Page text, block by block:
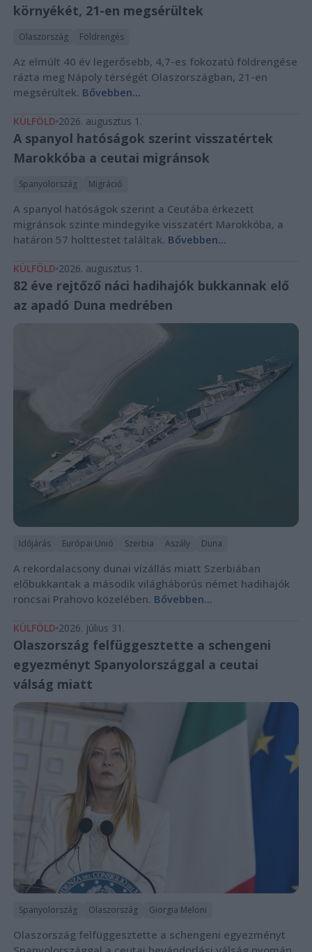
környékét, 21-en megsérültek
Olaszország Földrengés
Az elmúlt 40 év legerősebb, 4,7-es fokozatú földrengése
rázta meg Nápoly térségét Olaszországban, 21-en
megsérültek. Bővebben...
KÜLFÖLD 2026. augusztus 1.
A spanyol hatóságok szerint visszatértek
Marokkóba a ceutai migránsok
Spanyolország Migráció
A spanyol hatóságok szerint a Ceutába érkezett
migránsok szinte mindegyike visszatért Marokkóba, a
határon 57 holttestet találtak. Bővebben...
KÜLFÖLD 2026. augusztus 1.
82 éve rejtőző náci hadihajók bukkannak elő
az apadó Duna medrében
Időjárás Európai Unió Szerbia Aszály Duna
A rekordalacsony dunai vízállás miatt Szerbiában
előbukkantak a második világháborús német hadihajók
roncsai Prahovo közelében. Bővebben...
KÜLFÖLD 2026. július 31.
Olaszország felfüggesztette a schengeni
egyezményt Spanyolországgal a ceutai
válság miatt
Spanyolország Olaszország Giorgia Meloni
Olaszország felfüggesztette a schengeni egyezményt